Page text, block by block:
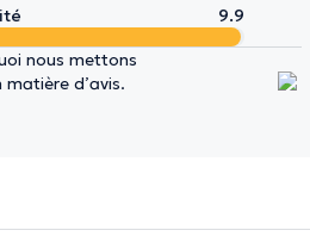
9.9
nous mettons
d’avis.